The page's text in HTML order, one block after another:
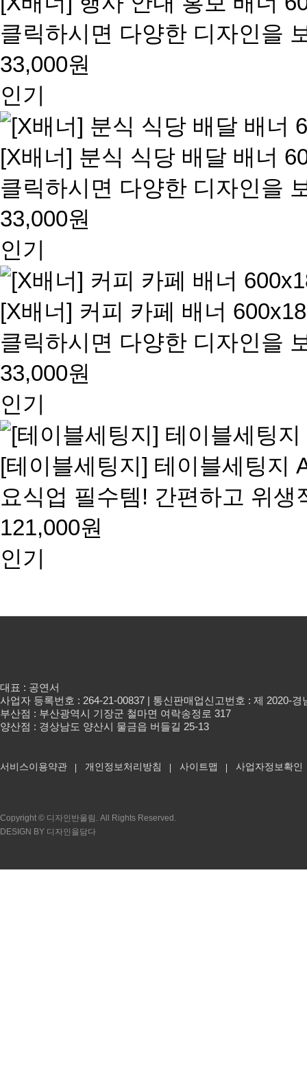
클릭하시면 다양한 디자인을
33,000원
인기
[X배너] 분식 식당 배달 배너
클릭하시면 다양한 디자인을
33,000원
인기
[X배너] 커피 카페 배너
클릭하시면 다양한 디자인을
33,000원
인기
[테이블세팅지] 테이블세팅지
요식업 필수템! 간편하고 위생
121,000원
인기
대표 : 공연서
사업자 등록번호 : 264-21-00837 | 통신판매업신고번호 : 제 2020-경
부산점 : 부산광역시 기장군 철마면 여락송정로 317
양산점 : 경상남도 양산시 물금읍 버들길 25-13
서비스이용약관 개인정보처리방침 사이트맵 사업자정보확인
Copyright © 디자인반올림. All Rights Reserved.
DESIGN BY 디자인을담다